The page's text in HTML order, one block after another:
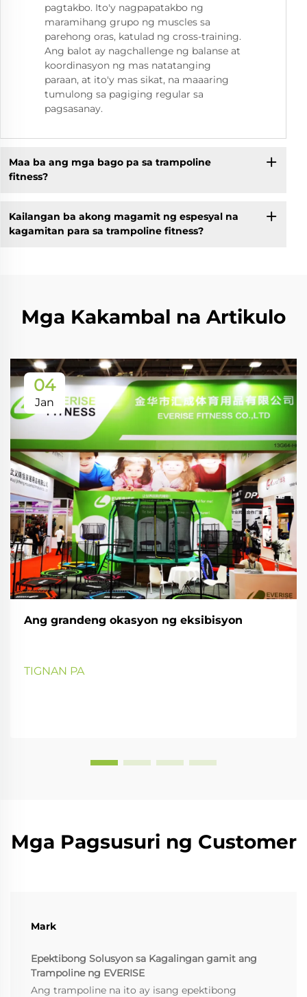
pagtakbo. Ito'y nagpapatakbo ng
maramihang grupo ng muscles sa
parehong oras, katulad ng cross-training.
Ang balot ay nagchallenge ng balanse at
koordinasyon ng mas natatanging
paraan, at ito'y mas sikat, na maaaring
tumulong sa pagiging regular sa
pagsasanay.
Maa ba ang mga bago pa sa trampoline
fitness?
Kailangan ba akong magamit ng espesyal na
kagamitan para sa trampoline fitness?
Mga Kakambal na Artikulo
04
Jan
Ang grandeng okasyon ng eksibisyon
TIGNAN PA
Mga Pagsusuri ng Customer
Mark
Epektibong Solusyon sa Kagalingan gamit ang
Trampoline ng EVERISE
Ang trampoline na ito ay isang epektibong